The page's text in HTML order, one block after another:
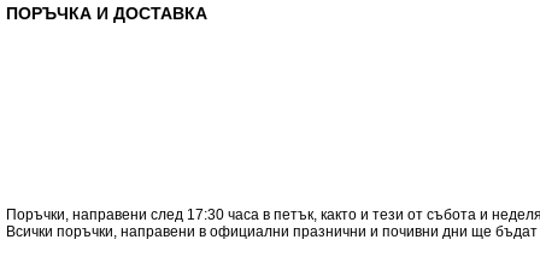
ПОРЪЧКА И ДОСТАВКА
Поръчки, направени след 17:30 часа в петък, както и тези от събота и
Всички поръчки, направени в официални празнични и почивни дни ще